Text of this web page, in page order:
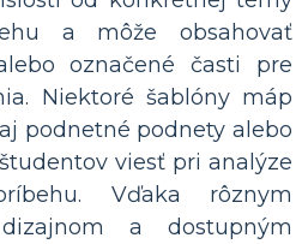
a môže obsahovať
označené časti pre
Niektoré šablóny máp
podnetné podnety alebo
viesť pri analýze
Vďaka rôznym
a dostupným